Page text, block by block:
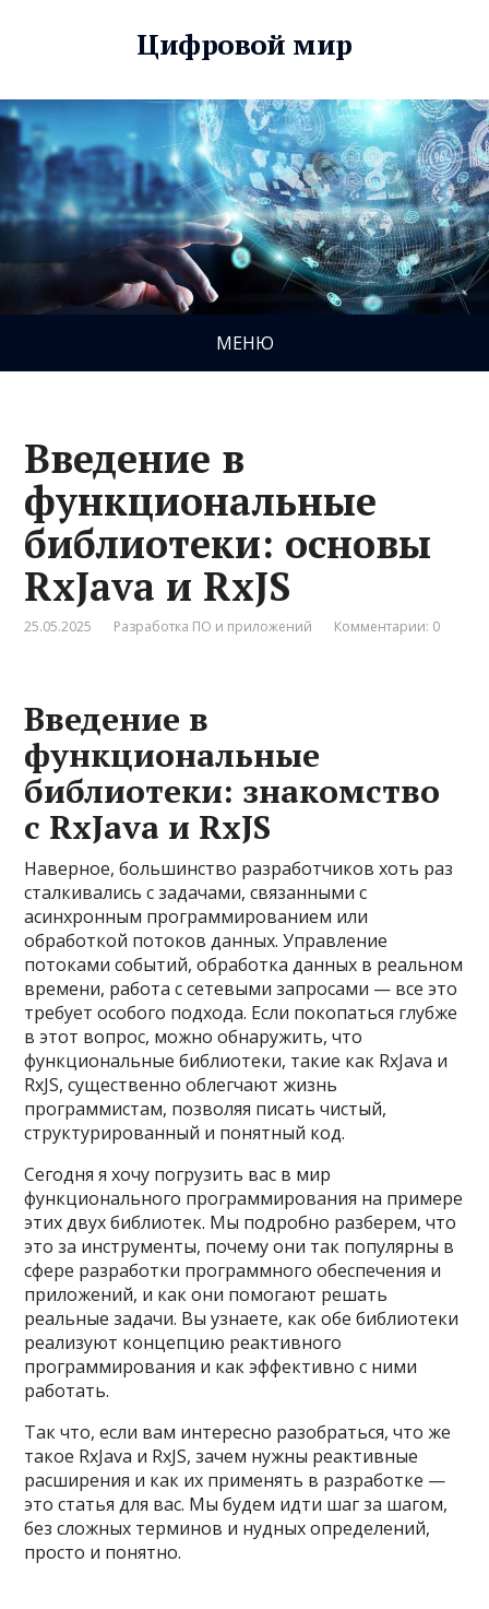
Цифровой мир
МЕНЮ
Введение в
функциональные
библиотеки: основы
RxJava и RxJS
25.05.2025 Разработка ПО и приложений Комментарии: 0
Введение в
функциональные
библиотеки: знакомство
с RxJava и RxJS
Наверное, большинство разработчиков хоть раз
сталкивались с задачами, связанными с
асинхронным программированием или
обработкой потоков данных. Управление
потоками событий, обработка данных в реальном
времени, работа с сетевыми запросами — все это
требует особого подхода. Если покопаться глубже
в этот вопрос, можно обнаружить, что
функциональные библиотеки, такие как RxJava и
RxJS, существенно облегчают жизнь
программистам, позволяя писать чистый,
структурированный и понятный код.
Сегодня я хочу погрузить вас в мир
функционального программирования на примере
этих двух библиотек. Мы подробно разберем, что
это за инструменты, почему они так популярны в
сфере разработки программного обеспечения и
приложений, и как они помогают решать
реальные задачи. Вы узнаете, как обе библиотеки
реализуют концепцию реактивного
программирования и как эффективно с ними
работать.
Так что, если вам интересно разобраться, что же
такое RxJava и RxJS, зачем нужны реактивные
расширения и как их применять в разработке —
это статья для вас. Мы будем идти шаг за шагом,
без сложных терминов и нудных определений,
просто и понятно.